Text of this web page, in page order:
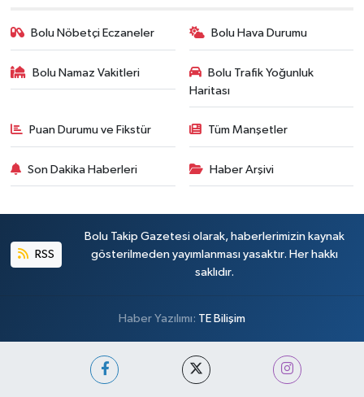
Bolu Nöbetçi Eczaneler Bolu Hava Durumu
Bolu Namaz Vakitleri
Bolu Trafik Yoğunluk
Haritası
Puan Durumu ve Fikstür Tüm Manşetler
Son Dakika Haberleri Haber Arşivi
RSS
Bolu Takip Gazetesi olarak, haberlerimizin kaynak
gösterilmeden yayımlanması yasaktır. Her hakkı
saklıdır.
Haber Yazılımı: TE Bilişim